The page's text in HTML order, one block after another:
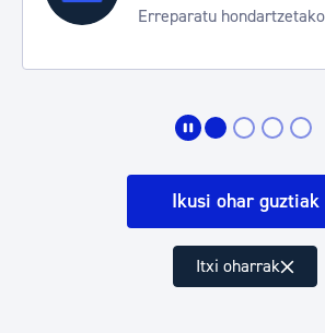
Erreparatu hondartzetako
Ikusi ohar guztiak
Itxi oharrak